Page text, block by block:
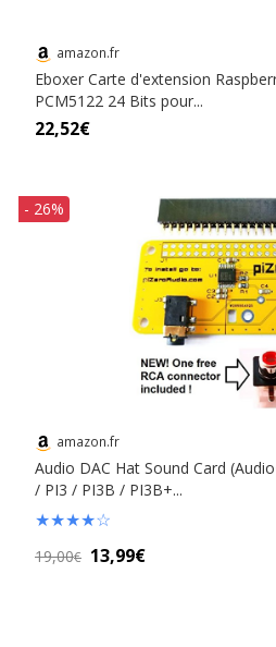
amazon.fr
Eboxer Carte d'extension
PCM5122 24 Bits pour...
22,52€
- 26%
amazon.fr
Audio DAC Hat Sound Card
/ PI3 / PI3B / PI3B+...
★★★★☆
19,00€ 13,99€